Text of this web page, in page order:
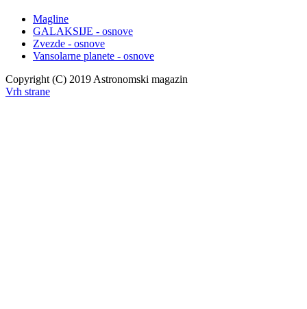
Magline
GALAKSIJE - osnove
Zvezde - osnove
Vansolarne planete - osnove
Copyright (C) 2019 Astronomski magazin
Vrh strane